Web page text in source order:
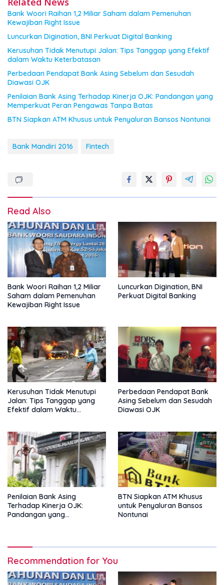
Bank Woori Raihan 1,2 Miliar Saham dalam Pemenuhan
Kewajiban Right Issue
Luncurkan Digination, BNI Perkuat Digital Banking
Kerusuhan Tidak Menutupi Jalan: Tips Tanggap yang Efektif
dalam Waktu Keterbatasan
Perbedaan Pendapat Bank Asing Sebelum dan Sesudah
Diawasi OJK
Penilaian Bank Asing Terhadap Kinerja OJK: Pandangan yang
Memperkuat Peran Pengawas Tanpa Batas
BTN Siapkan ATM Khusus untuk Penyaluran Bansos Nontunai
Bank Mandiri 2016 Fintech
Read Also
Bank Woori Raihan 1,2 Miliar
Saham dalam Pemenuhan
Kewajiban Right Issue
Luncurkan Digination, BNI
Perkuat Digital Banking
Kerusuhan Tidak Menutupi
Jalan: Tips Tanggap yang
Efektif dalam Waktu
Perbedaan Pendapat Bank
Asing Sebelum dan Sesudah
Diawasi OJK
Penilaian Bank Asing
Terhadap Kinerja OJK:
Pandangan yang
BTN Siapkan ATM Khusus
untuk Penyaluran Bansos
Nontunai
Recommendation for You